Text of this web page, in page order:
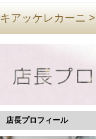
キアッケレカーニ >
店長プロフィール